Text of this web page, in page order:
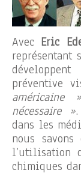
Avec Eric
préventive
américaine »
nécessaire »
dans les
nous
l’utilisation
chimiques